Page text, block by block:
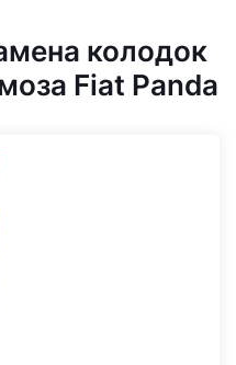
колодок
Fiat Panda